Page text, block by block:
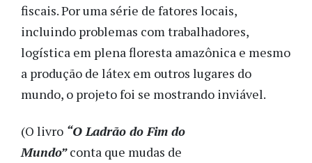
fiscais. Por uma série de fatores locais,
incluindo problemas com trabalhadores,
logística em plena floresta amazônica e mesmo
a produção de látex em outros lugares do
mundo, o projeto foi se mostrando inviável.
(O livro “O Ladrão do Fim do
Mundo”conta que mudas de